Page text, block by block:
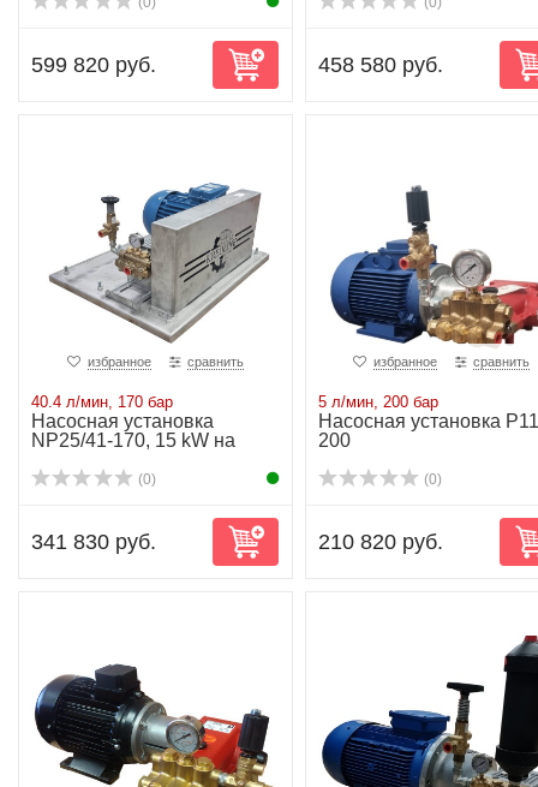
599 820 руб. 458 580 руб.
избранное сравнить
40.4 л/мин, 170 бар
Насосная установка
NP25/41-170, 15 kW на
(0)
341 830 руб.
избранное сравнить
5 л/мин, 200 бар
Насосная установка
200
(0)
210 820 руб.